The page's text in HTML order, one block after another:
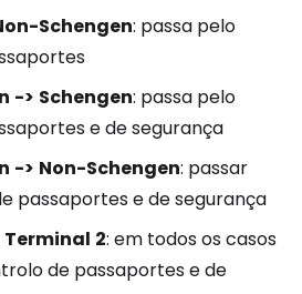
Schengen: passa pelo
-> Schengen: passa pelo
e de segurança
-> Non-Schengen: passar
passaportes e de segurança
Terminal 2: em todos os casos
de passaportes e de